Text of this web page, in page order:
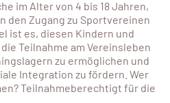
im Alter von 4 bis 18 Jahren,
den Zugang zu Sportvereinen
ist es, diesen Kindern und
Teilnahme am Vereinsleben
zu ermöglichen und
Integration zu fördern. Wer
Teilnahmeberechtigt für die